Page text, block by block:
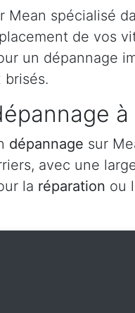
Mean spécialisé
de vos
un dépannage
brisés.
à
dépannage sur
avec une
la réparation ou